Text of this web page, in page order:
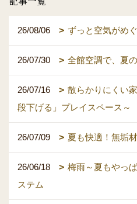
26/08/06 ずっと空気がめ
26/07/30 全館空調で、夏
26/07/16
散らかりにくい
段下げる」プレイスペース～
26/07/09 夏も快適！無垢
26/06/18
梅雨～夏もやっ
ステム